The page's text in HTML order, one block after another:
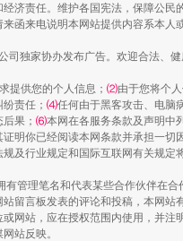
官
济责任。维护各国宪法，保障公
函来电说明本网站提供内容系本人
独家协办发布广告。欢迎合法、
提供您的个人信息； ⑵由于您将个
责任； ⑷任何由于黑客攻击、电脑
果； ⑹本网在各服务条款及声明中
明你已经阅读本网条款并承担一切
及行业规定和国际互联网有关规定
管理笔名和代表某些合作伙伴在
留言板发表的评论和投稿，本网
站，应在授权范围内使用，并注
站反映。